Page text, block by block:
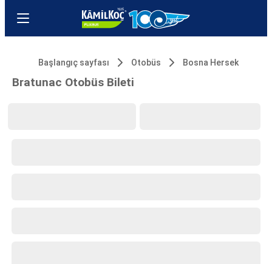
Başlangıç sayfası Otobüs Bosna Hersek
Bratunac Otobüs Bileti